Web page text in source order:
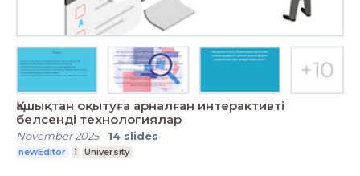
Қашықтан оқытуға арналған интерактивті
белсенді технологиялар
November 2025- 14 slides
newEditor 1 University